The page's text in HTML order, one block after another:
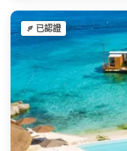
已認證